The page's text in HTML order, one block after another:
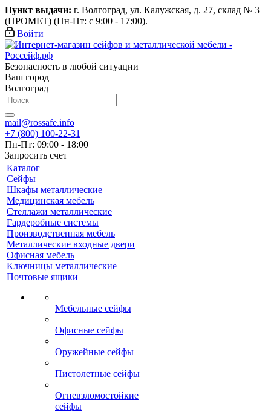
Пункт выдачи: г. Волгоград, ул. Калужская, д. 27, склад № 3
(ПРОМЕТ) (Пн-Пт: с 9:00 - 17:00).
Войти
Безопасность в любой ситуации
Ваш город
Волгоград
mail@rossafe.info
+7 (800) 100-22-31
Пн-Пт: 09:00 - 18:00
Запросить счет
Каталог
Сейфы
Шкафы металлические
Медицинская мебель
Стеллажи металлические
Гардеробные системы
Производственная мебель
Металлические входные двери
Офисная мебель
Ключницы металлические
Почтовые ящики
Мебельные сейфы
Офисные сейфы
Оружейные сейфы
Пистолетные сейфы
Огневзломостойкие
сейфы